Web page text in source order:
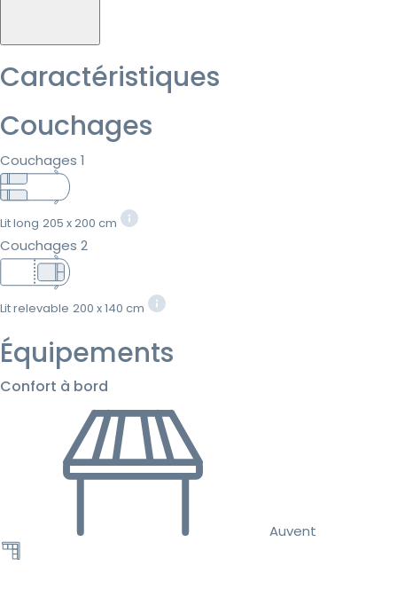
Caractéristiques
Couchages
Couchages 1
Lit long 205 x 200 cm
Couchages 2
Lit relevable 200 x 140 cm
Équipements
Confort à bord
Auvent